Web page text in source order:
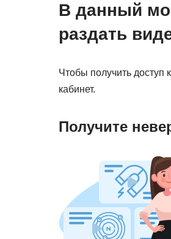
В данный
раздать
Чтобы получить доступ
кабинет.
Получите